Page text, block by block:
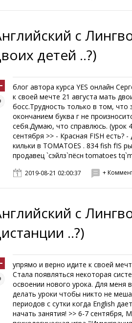
с
детей ..?)
блог автора курса YES онлайн
к своей мечте 21 августа мать
босс.Трудность только в том,
окончанием буква г не
себя.Думаю, что справлюсь. (урок
сентября >> - Красная FISH есть?
кильки в TOMATOES . 834 fish fIS
продавец `сэйлз`пёсн tomatoes
2019-08-21 02:00:37 +
с
..?)
упрямо и верно идите к своей
Стала появляться некоторая
освоении нового урока. Для меня
делать уроки чтобы никто не
периодов с сутки когда English
начать занятия! >> 6-7 сентября,